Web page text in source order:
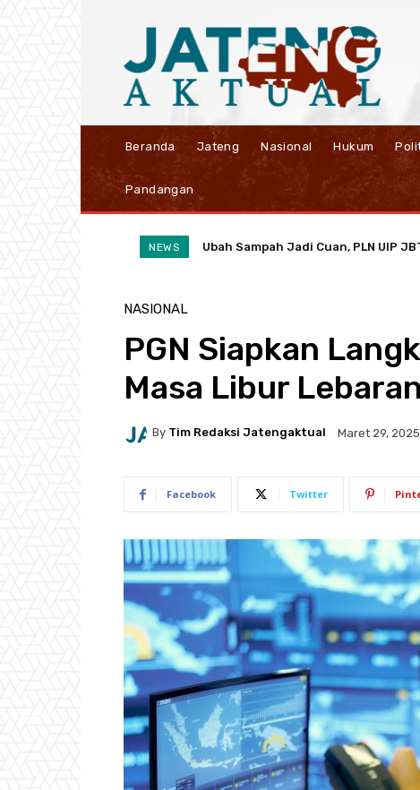
Beranda Jateng Nasional Hukum
Pandangan
NEWS Ubah Sampah Jadi Cuan, PLN UIP
Didukung 400 BTS 5G,
NASIONAL
PGN Siapkan
Masa Libur Lebaran
By Tim Redaksi Jatengaktual Maret 29, 2025
Facebook Twitter